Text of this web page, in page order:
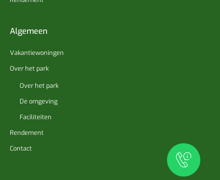
Algemeen
Vakantiewoningen
Over het park
Over het park
De omgeving
Faciliteiten
Rendement
Contact